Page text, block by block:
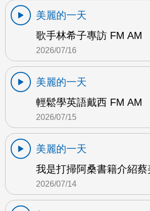
美麗的一天
歌手林希子專訪 FM AM
2026/07/16
美麗的一天
輕鬆學英語戴西 FM AM
2026/07/15
美麗的一天
我是打掃阿桑書籍介紹蔡
2026/07/14